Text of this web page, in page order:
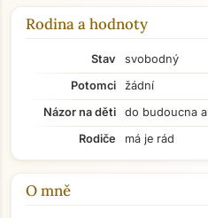
Rodina a hodnoty
Stav
svobodný
Potomci
žádní
Názor na děti
do budoucna
Rodiče
má je rád
O mně